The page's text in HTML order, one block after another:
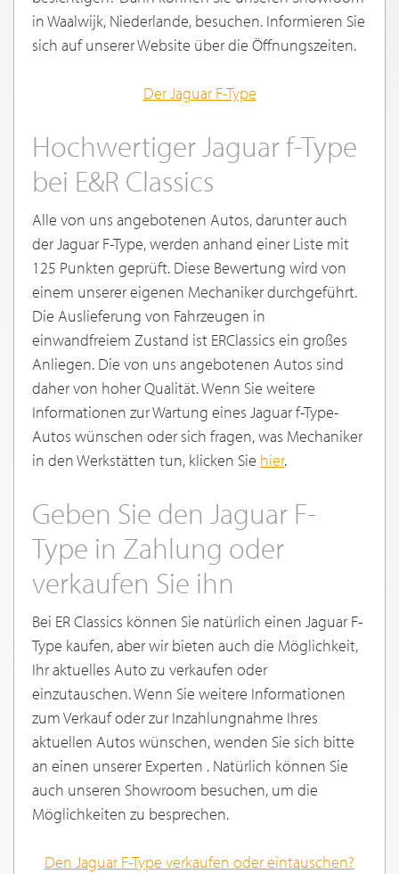
in Waalwijk, Niederlande, besuchen. Informieren Sie
sich auf unserer Website über die Öffnungszeiten.
Der Jaguar F-Type
Hochwertiger Jaguar f-Type
bei E&R Classics
Alle von uns angebotenen Autos, darunter auch
der Jaguar F-Type, werden anhand einer Liste mit
125 Punkten geprüft. Diese Bewertung wird von
einem unserer eigenen Mechaniker durchgeführt.
Die Auslieferung von Fahrzeugen in
einwandfreiem Zustand ist ERClassics ein großes
Anliegen. Die von uns angebotenen Autos sind
daher von hoher Qualität. Wenn Sie weitere
Informationen zur Wartung eines Jaguar f-Type-
Autos wünschen oder sich fragen, was Mechaniker
in den Werkstätten tun, klicken Sie hier.
Geben Sie den Jaguar F-
Type in Zahlung oder
verkaufen Sie ihn
Bei ER Classics können Sie natürlich einen Jaguar F-
Type kaufen, aber wir bieten auch die Möglichkeit,
Ihr aktuelles Auto zu verkaufen oder
einzutauschen. Wenn Sie weitere Informationen
zum Verkauf oder zur Inzahlungnahme Ihres
aktuellen Autos wünschen, wenden Sie sich bitte
an einen unserer Experten . Natürlich können Sie
auch unseren Showroom besuchen, um die
Möglichkeiten zu besprechen.
Den Jaguar F-Type verkaufen oder eintauschen?